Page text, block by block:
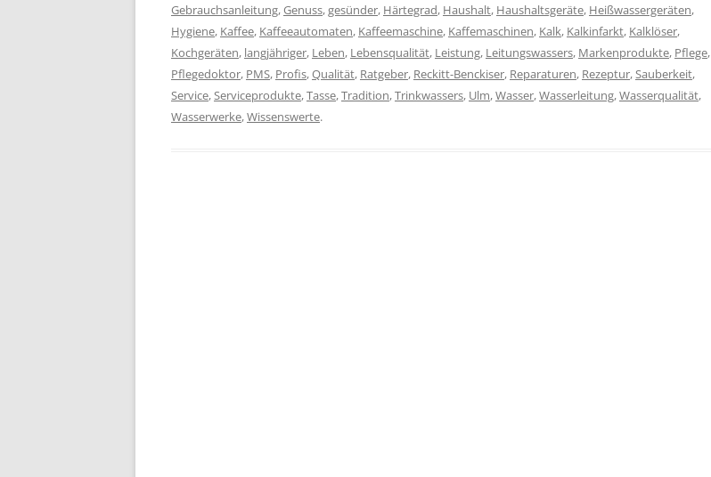
Gebrauchsanleitung,Genuss,gesünder, Härtegrad, Haushalt, Haushaltsgeräte, Heißwassergeräten,
Hygiene, Kaffee, Kaffeeautomaten, Kaffeemaschine, Kaffemaschinen, Kalk, Kalkinfarkt, Kalklöser,
Kochgeräten, langjähriger, Leben, Lebensqualität, Leistung, Leitungswassers, Markenprodukte, Pflege,
Pflegedoktor, PMS, Profis,Qualität, Ratgeber, Reckitt-Benckiser, Reparaturen, Rezeptur,Sauberkeit,
Service,Serviceprodukte,Tasse,Tradition,Trinkwassers, Ulm,Wasser,Wasserleitung,Wasserqualität,
Wasserwerke,Wissenswerte.